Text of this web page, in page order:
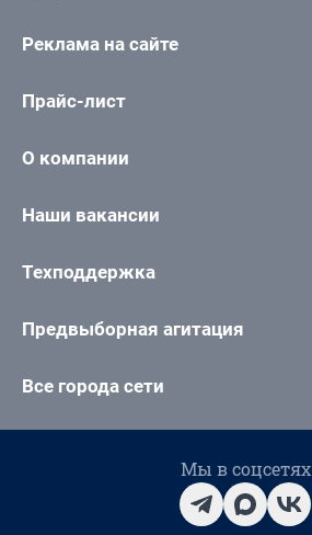
Реклама на сайте
Прайс-лист
О компании
Наши вакансии
Техподдержка
Предвыборная агитация
Все города сети
Мы в соцсетях